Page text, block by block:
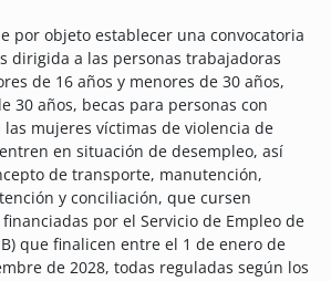
por objeto establecer una convocatoria
dirigida a las personas trabajadoras
de 16 años y menores de 30 años,
30 años, becas para personas con
mujeres víctimas de violencia de
en situación de desempleo, así
de transporte, manutención,
y conciliación, que cursen
por el Servicio de Empleo de
que finalicen entre el 1 de enero de
de 2028, todas reguladas según los